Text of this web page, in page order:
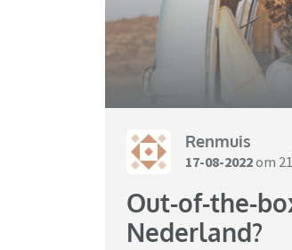
Renmuis
17-08-2022om
Out-of-the-
Nederland?